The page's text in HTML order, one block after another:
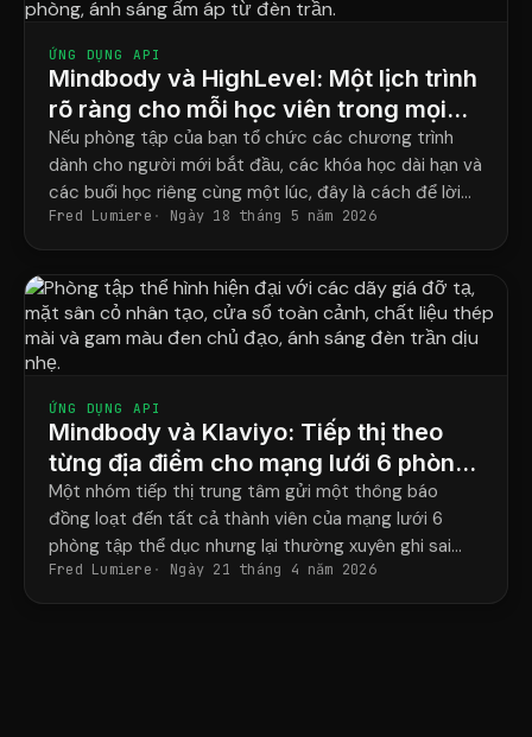
ỨNG DỤNG API
Mindbody và HighLevel: Một lịch trình
rõ ràng cho mỗi học viên trong mọi
chương trình.
Nếu phòng tập của bạn tổ chức các chương trình
dành cho người mới bắt đầu, các khóa học dài hạn và
các buổi học riêng cùng một lúc, đây là cách để lời
nhắc của bạn cuối cùng khớp với lịch học thực tế của
từng học viên.
Fred Lumiere Ngày 18 tháng 5 năm 2026
ỨNG DỤNG API
Mindbody và Klaviyo: Tiếp thị theo
từng địa điểm cho mạng lưới 6 phòng
tập thể hình.
Một nhóm tiếp thị trung tâm gửi một thông báo
đồng loạt đến tất cả thành viên của mạng lưới 6
phòng tập thể dục nhưng lại thường xuyên ghi sai
tên huấn luyện viên và địa chỉ phòng tập đến một
nửa số lần.
Fred Lumiere Ngày 21 tháng 4 năm 2026